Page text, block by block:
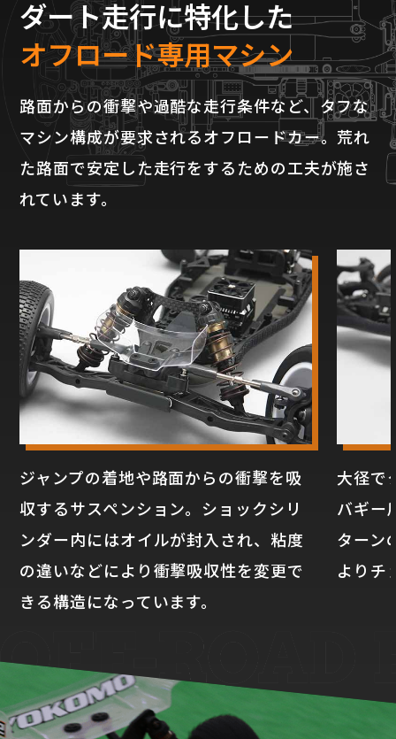
ダート走行に特化した
オフロード専用マシン
路面からの衝撃や過酷な走行条件など、タフな
マシン構成が要求されるオフロードカー。荒れ
た路面で安定した走行をするための工夫が施さ
れています。
ジャンプの着地や路面からの衝撃を吸
収するサスペンション。ショックシリ
ンダー内にはオイルが封入され、粘度
の違いなどにより衝撃吸収性を変更で
きる構造になっています。
大径で
バギー
ターン
よりチ